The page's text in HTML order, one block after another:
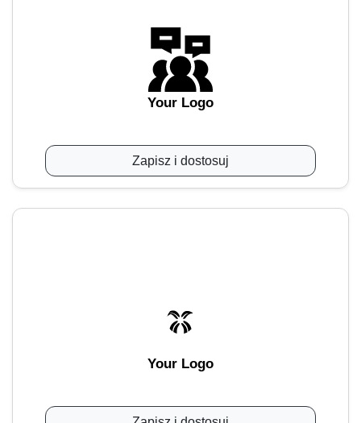
Your Logo
Zapisz i dostosuj
Your Logo